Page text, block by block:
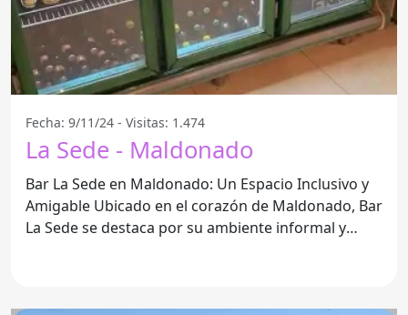
Fecha: 9/11/24 - Visitas: 1.474
La Sede - Maldonado
Bar La Sede en Maldonado: Un Espacio Inclusivo y
Amigable Ubicado en el corazón de Maldonado, Bar
La Sede se destaca por su ambiente informal y